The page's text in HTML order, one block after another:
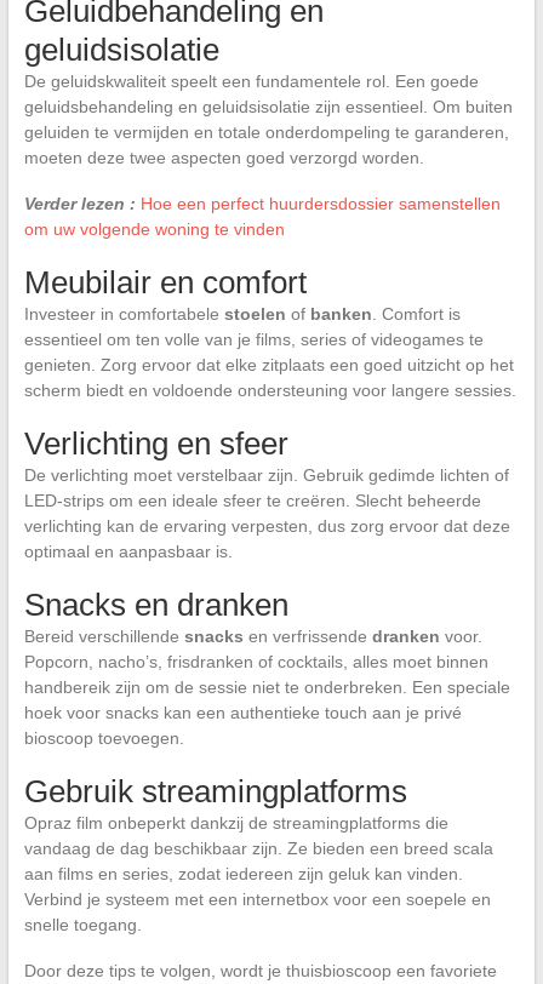
Geluidbehandeling en
geluidsisolatie
De geluidskwaliteit speelt een fundamentele rol. Een goede
geluidsbehandeling en geluidsisolatie zijn essentieel. Om buiten
geluiden te vermijden en totale onderdompeling te garanderen,
moeten deze twee aspecten goed verzorgd worden.
Verder lezen : Hoe een perfect huurdersdossier samenstellen
om uw volgende woning te vinden
Meubilair en comfort
Investeer in comfortabele stoelen of banken . Comfort is
essentieel om ten volle van je films, series of videogames te
genieten. Zorg ervoor dat elke zitplaats een goed uitzicht op het
scherm biedt en voldoende ondersteuning voor langere sessies.
Verlichting en sfeer
De verlichting moet verstelbaar zijn. Gebruik gedimde lichten of
LED-strips om een ideale sfeer te creëren. Slecht beheerde
verlichting kan de ervaring verpesten, dus zorg ervoor dat deze
optimaal en aanpasbaar is.
Snacks en dranken
Bereid verschillende snacks en verfrissende dranken voor.
Popcorn, nacho’s, frisdranken of cocktails, alles moet binnen
handbereik zijn om de sessie niet te onderbreken. Een speciale
hoek voor snacks kan een authentieke touch aan je privé
bioscoop toevoegen.
Gebruik streamingplatforms
Opraz film onbeperkt dankzij de streamingplatforms die
vandaag de dag beschikbaar zijn. Ze bieden een breed scala
aan films en series, zodat iedereen zijn geluk kan vinden.
Verbind je systeem met een internetbox voor een soepele en
snelle toegang.
Door deze tips te volgen, wordt je thuisbioscoop een favoriete